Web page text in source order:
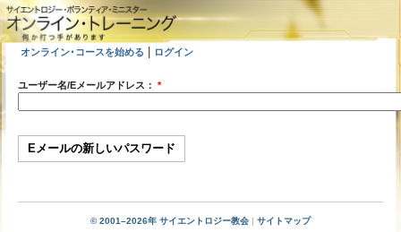
オンライン･コースを始める ログイン
ユーザー名/Eメールアドレス： *
© 2001–2026年 サイエントロジー教会 | サイトマップ